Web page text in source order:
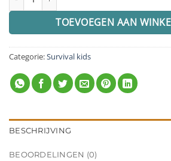
TOEVOEGEN AAN
Categorie:Survival kids
BESCHRIJVING
BEOORDELINGEN (0)